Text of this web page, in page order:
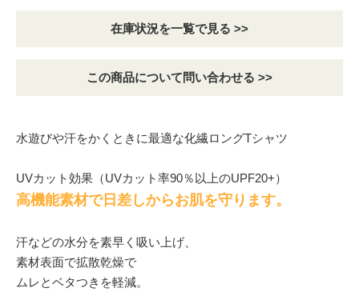
在庫状況を一覧で見る >>
この商品について問い合わせる >>
水遊びや汗をかくときに最適な化繊ロングTシャツ
UVカット効果（UVカット率90％以上のUPF20+）
高機能素材で日差しからお肌を守ります。
汗などの水分を素早く吸い上げ、
素材表面で拡散乾燥で
ムレとベタつきを軽減。